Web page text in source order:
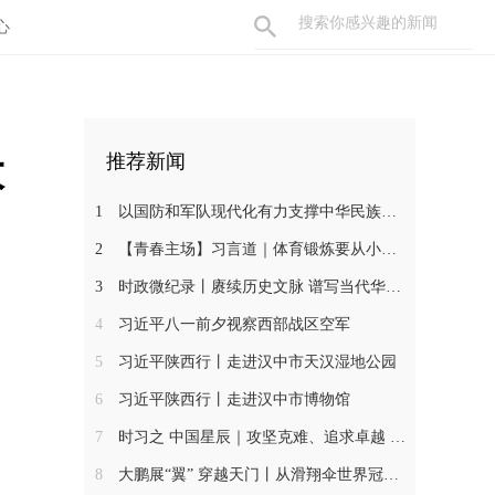
推荐新闻
1 以国防和军队现代化有力支撑中华民族伟大复兴——写在中国人民解放军建军96周年之际
2 【青春主场】习言道｜体育锻炼要从小抓起
3 时政微纪录丨赓续历史文脉 谱写当代华章——习近平总书记川陕之行的文明印记
4 习近平八一前夕视察西部战区空军
5 习近平陕西行丨走进汉中市天汉湿地公园
6 习近平陕西行丨走进汉中市博物馆
7 时习之 中国星辰｜攻坚克难、追求卓越 习近平这样推动航天高质量发展
8 大鹏展“翼” 穿越天门丨从滑翔伞世界冠军到中国翼装飞行第一人